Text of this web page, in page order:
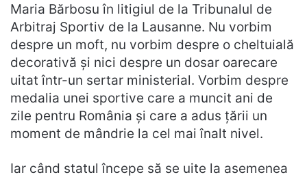
Maria Bărbosu în litigiul de la Tribunalul de
Arbitraj Sportiv de la Lausanne. Nu vorbim
despre un moft, nu vorbim despre o cheltuială
decorativă și nici despre un dosar oarecare
uitat într-un sertar ministerial. Vorbim despre
medalia unei sportive care a muncit ani de
zile pentru România și care a adus țării un
moment de mândrie la cel mai înalt nivel.
Iar când statul începe să se uite la asemenea